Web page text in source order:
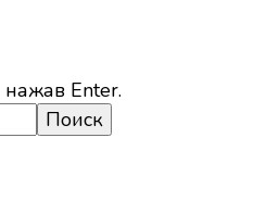
и кино, а также трендах,
спорте, стиле, отдыхе и
Enter.